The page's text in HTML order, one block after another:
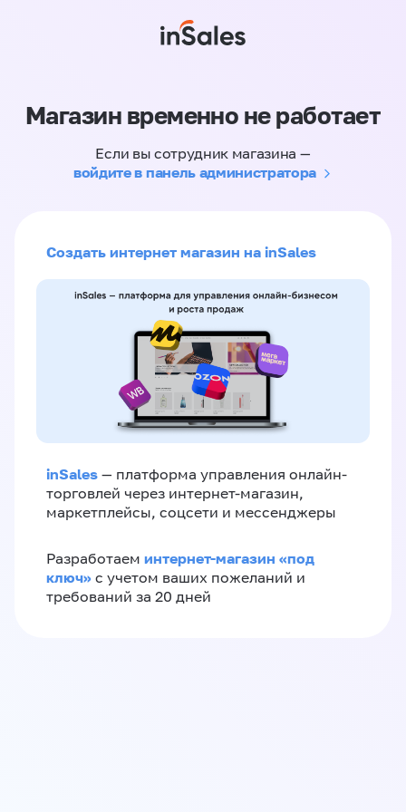
Магазин временно не работает
Если вы сотрудник магазина —
войдите в панель администратора
Создать интернет магазин на inSales
inSales — платформа управления онлайн-
торговлей через интернет-магазин,
маркетплейсы, соцсети и мессенджеры
Разработаем интернет-магазин «‎под
ключ»‎ с учетом ваших пожеланий и
требований за 20 дней